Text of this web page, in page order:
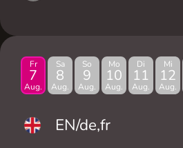
Fr
7
Aug.
Sa
8
Aug.
So
9
Aug.
Mo
10
Aug.
Di
11
Aug.
Mi
12
Aug.
EN/de,fr